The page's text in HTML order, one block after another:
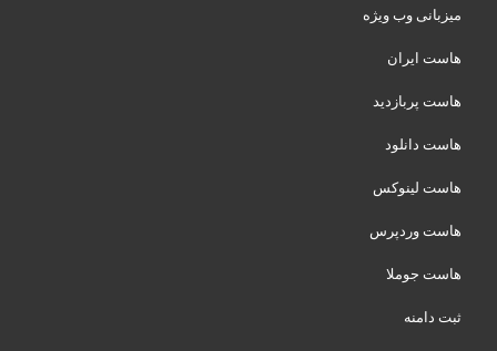
میزبانی وب ویژه
هاست ایران
هاست پربازدید
هاست دانلود
هاست لینوکس
هاست وردپرس
هاست جوملا
ثبت دامنه